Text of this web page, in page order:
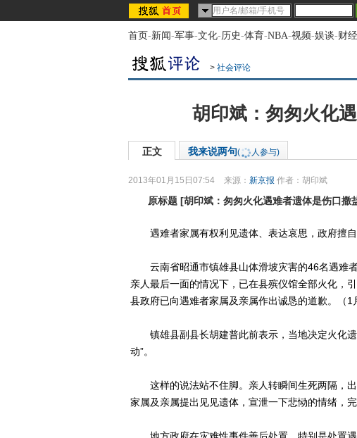
首页-新闻-军事-文化-历史-体育-NBA-视频-娱谈-财经
> 社会评论
胡印斌：匆匆火化
正文 我来说两句( 人参与)
2013年01月15日07:54 来源： 新京报 作者：胡印斌
原标题 [胡印斌：匆匆火化遇难者遗体是伤口撒
遇难者家属有权利见遗体、表达哀思，政府擅自
云南省昭通市镇雄县山体滑坡灾害的46名遇难者
亲人最后一面的情况下，已在县殡仪馆全部火化，
县政府已向遇难者家属及亲属作出诚恳的道歉。（1
镇雄县副县长胡建普此前表示，当地决定火化遗
动”。
这样的说法站不住脚。亲人转瞬间生死两隔，出
家属及亲属提出见见遗体，宣泄一下悲恸的情绪，